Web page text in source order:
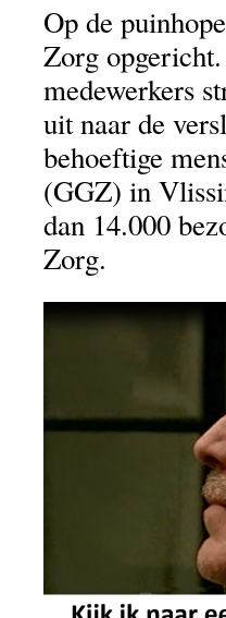
Op de
Zorg
medewerkers
uit naar de
behoeftige
(GGZ) in
dan 14.000
Zorg.